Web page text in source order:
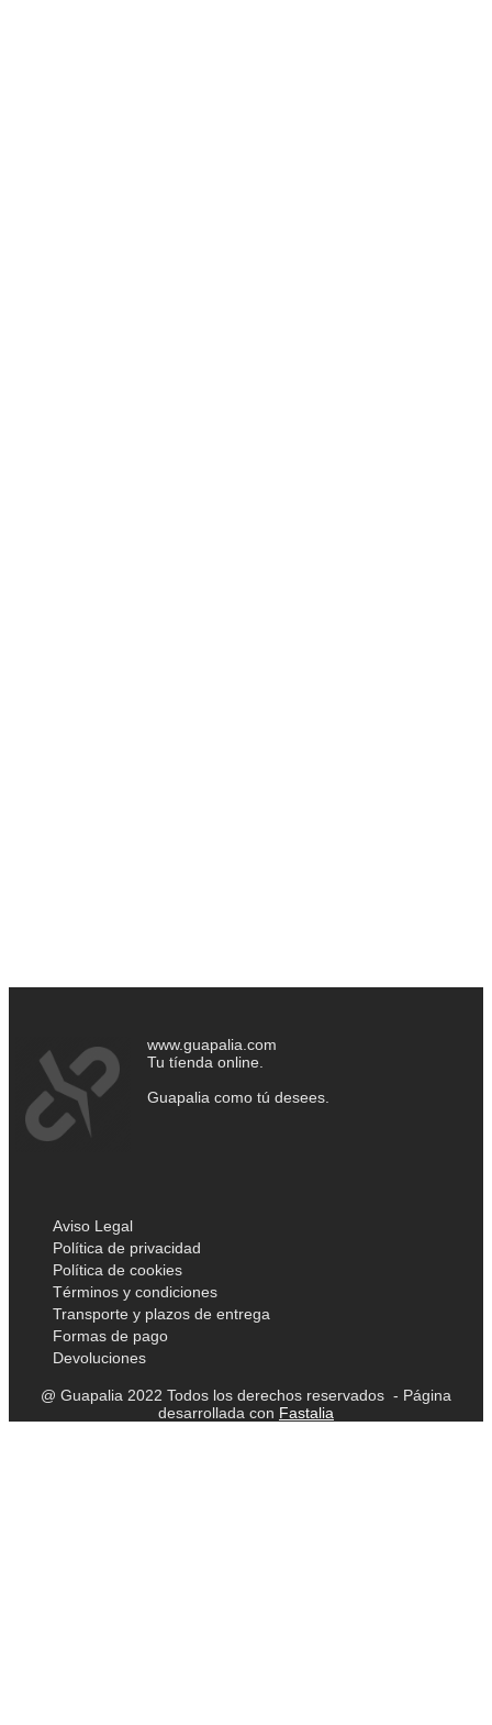
www.guapalia.com
Tu tíenda online.
Guapalia como tú desees.
Aviso Legal
Política de privacidad
Política de cookies
Términos y condiciones
Transporte y plazos de entrega
Formas de pago
Devoluciones
@ Guapalia 2022 Todos los derechos reservados - Página
desarrollada con Fastalia